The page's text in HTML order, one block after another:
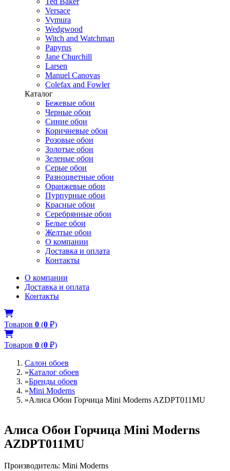
Versace
Vymura
Wedgwood
Witch and Watchman
Papyrus
Jane Churchill
Larsen
Manuel Canovas
Colefax and Fowler
Каталог
Бежевые обои
Черные обои
Синие обои
Коричневые обои
Розовые обои
Золотые обои
Зеленые обои
Серые обои
Разноцветные обои
Оранжевые обои
Пурпурные обои
Красные обои
Серебрянные обои
Белые обои
Желтые обои
О компании
Доставка и оплата
Контакты
О компании
Доставка и оплата
Контакты
Товаров 0 (0 ₽)
Товаров 0 (0 ₽)
Салон обоев
»Каталог обоев
»Бренды обоев
»Mini Moderns
»Алиса Обои Горчица Mini Moderns AZDPT011MU
Алиса Обои Горчица Mini Moderns
AZDPT011MU
Производитель: Mini Moderns